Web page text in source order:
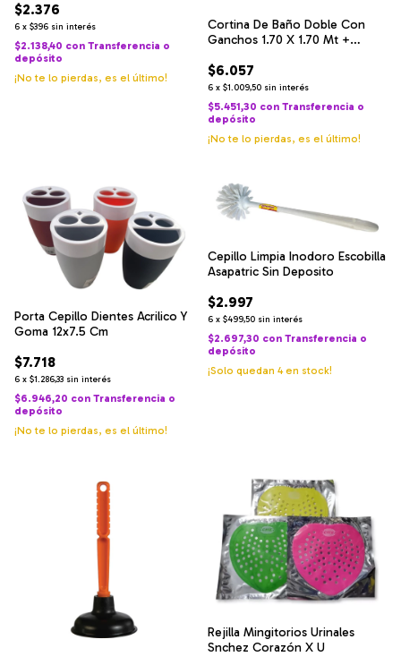
$2.376
6 x $396 sin interés
$2.138,40 con Transferencia o
depósito
¡No te lo pierdas, es el último!
Cortina De Baño Doble Con
Ganchos 1.70 X 1.70 Mt +
$6.057
6 x $1.009,50 sin interés
$5.451,30 con Transferencia o
depósito
¡No te lo pierdas, es el último!
Porta Cepillo Dientes Acrilico Y
Goma 12x7.5 Cm
$7.718
6 x $1.286,33 sin interés
$6.946,20 con Transferencia o
depósito
¡No te lo pierdas, es el último!
Cepillo Limpia Inodoro Escobilla
Asapatric Sin Deposito
$2.997
6 x $499,50 sin interés
$2.697,30 con Transferencia o
depósito
¡Solo quedan 4en stock!
Rejilla Mingitorios Urinales
Snchez Corazón X U